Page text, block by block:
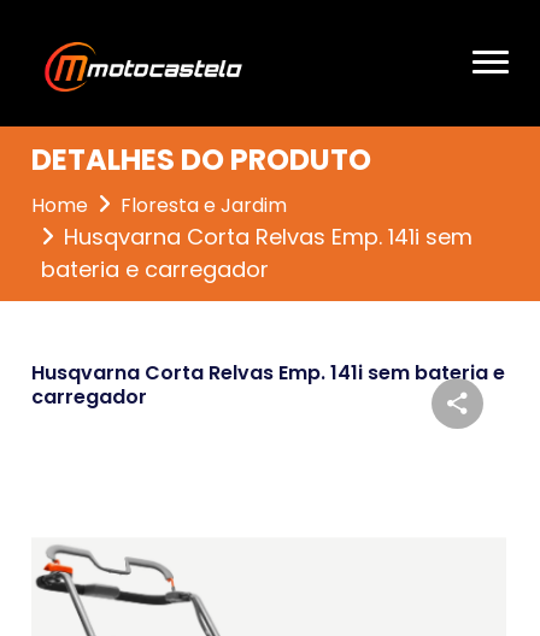
DETALHES DO PRODUTO
Home Floresta e Jardim
Husqvarna Corta Relvas Emp. 141i sem
bateria e carregador
Husqvarna Corta Relvas Emp. 141i sem bateria e
carregador